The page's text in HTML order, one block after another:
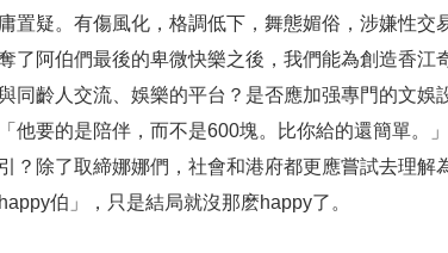
置疑。有傷風化，格調低下，舞態媚俗，涉嫌性交
了阿伯們最後的卑微快樂之後，我們能為創造香江
同齡人交流、娛樂的平台？是否應加强專門的文娛
他要的是陪伴，而不是600塊。比你給的還簡單。
？除了取締娜娜們，社會和港府都更應嘗試去理解
伯」，只是結局就沒那麽happy了。